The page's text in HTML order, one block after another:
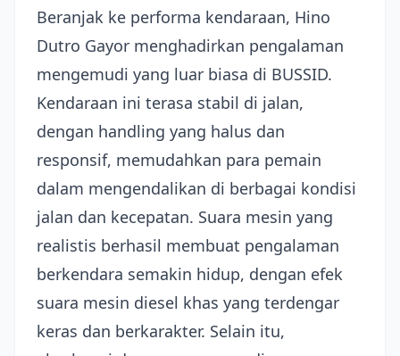
Beranjak ke performa kendaraan, Hino
Dutro Gayor menghadirkan pengalaman
mengemudi yang luar biasa di BUSSID.
Kendaraan ini terasa stabil di jalan,
dengan handling yang halus dan
responsif, memudahkan para pemain
dalam mengendalikan di berbagai kondisi
jalan dan kecepatan. Suara mesin yang
realistis berhasil membuat pengalaman
berkendara semakin hidup, dengan efek
suara mesin diesel khas yang terdengar
keras dan berkarakter. Selain itu,